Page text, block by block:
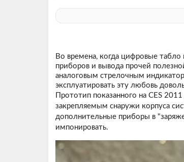
Во времена, когда цифровые
приборов и вывода прочей
аналоговым стрелочным
эксплуатировать эту любовь
Прототип показанного на CES
закрепляемым снаружи корпуса
дополнительные приборы в
импонировать.